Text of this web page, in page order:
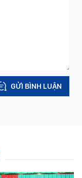
GỬI BÌNH LUẬN